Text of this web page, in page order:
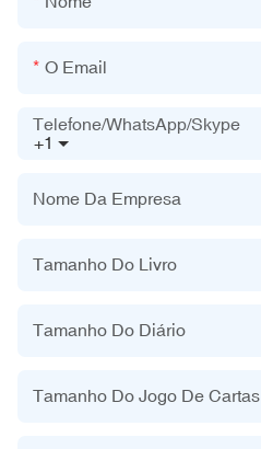
O Email
+1
Telefone/WhatsApp/Skype
Nome Da Empresa
Tamanho Do Livro
Tamanho Do Diário
Tamanho Do Jogo De Cartas